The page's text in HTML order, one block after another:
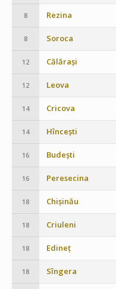
8 Rezina
8 Soroca
12 Călărași
12 Leova
14 Cricova
14 Hîncești
16 Budești
16 Peresecina
18 Chișinău
18 Criuleni
18 Edineț
18 Sîngera